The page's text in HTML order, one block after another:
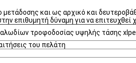
και ως αρχικό και
επιθυμητή δύναμη για να επιτευχθεί
τροφοδοσίας υψηλής τάσης xlpe
του πελάτη